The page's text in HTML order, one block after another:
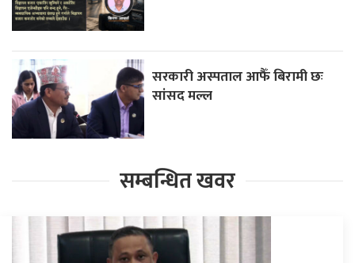
सरकारी अस्पताल आफैँ बिरामी छः
सांसद मल्ल
सम्बन्धित खवर